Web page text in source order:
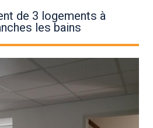
de 3 logements à
les bains